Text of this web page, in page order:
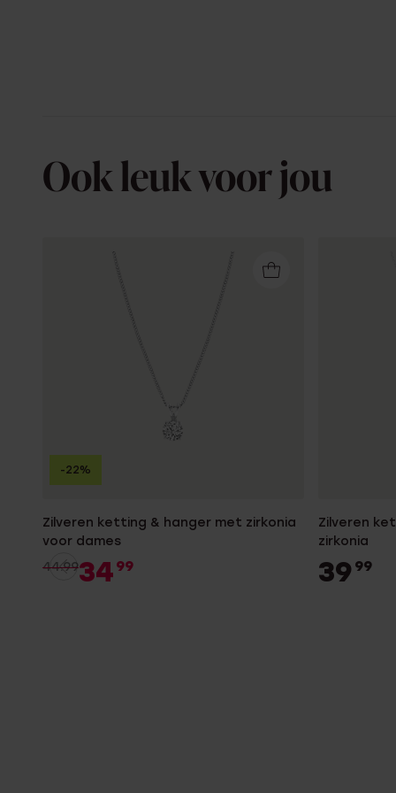
Ook leuk voor jou
Zilveren ketting & hanger met zirkonia
voor dames
44.9934 99
-22%
Zilveren
zirkonia
39 99